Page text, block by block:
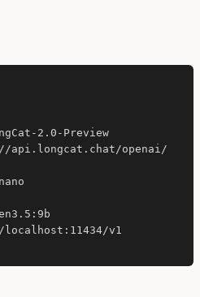
2.0-Preview
api.longcat.chat/openai/
v1